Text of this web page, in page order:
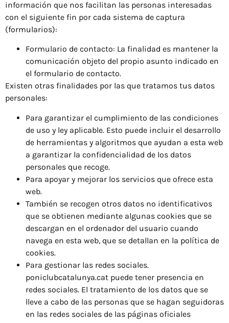
información que nos facilitan las personas interesadas
con el siguiente fin por cada sistema de captura
(formularios):
Formulario de contacto: La finalidad es mantener la
comunicación objeto del propio asunto indicado en
el formulario de contacto.
Existen otras finalidades por las que tratamos tus datos
personales:
Para garantizar el cumplimiento de las condiciones
de uso y ley aplicable. Esto puede incluir el desarrollo
de herramientas y algoritmos que ayudan a esta web
a garantizar la confidencialidad de los datos
personales que recoge.
Para apoyar y mejorar los servicios que ofrece esta
web.
También se recogen otros datos no identificativos
que se obtienen mediante algunas cookies que se
descargan en el ordenador del usuario cuando
navega en esta web, que se detallan en la política de
cookies.
Para gestionar las redes sociales.
poniclubcatalunya.cat puede tener presencia en
redes sociales. El tratamiento de los datos que se
lleve a cabo de las personas que se hagan seguidoras
en las redes sociales de las páginas oficiales